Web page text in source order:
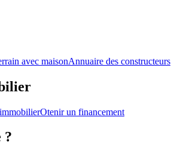
avec maisonAnnuaire des constructeurs
Otenir un financement
?